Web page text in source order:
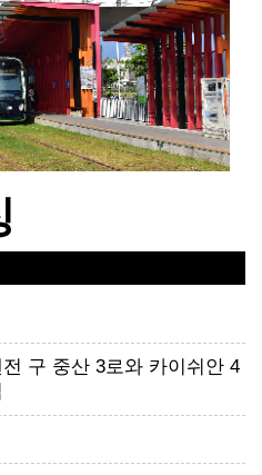
구 중산 3로와 카이쉬안 4